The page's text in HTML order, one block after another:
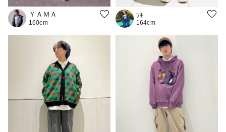
ＹＡＭＡ
160cm
ﾂｷ
164cm